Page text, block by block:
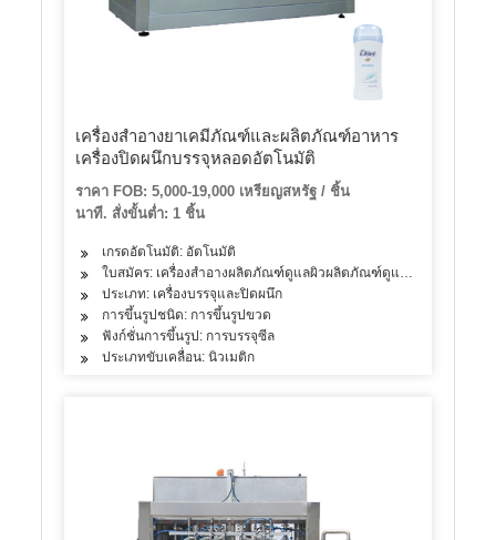
เครื่องสำอางยาเคมีภัณฑ์และผลิตภัณฑ์อาหาร
เครื่องปิดผนึกบรรจุหลอดอัตโนมัติ
ราคา FOB: 5,000-19,000 เหรียญสหรัฐ / ชิ้น
นาที. สั่งขั้นต่ำ: 1 ชิ้น
เกรดอัตโนมัติ: อัตโนมัติ
ใบสมัคร: เครื่องสำอางผลิตภัณฑ์ดูแลผิวผลิตภัณฑ์ดูแลเส้นผม
ประเภท: เครื่องบรรจุและปิดผนึก
การขึ้นรูปชนิด: การขึ้นรูปขวด
ฟังก์ชั่นการขึ้นรูป: การบรรจุซีล
ประเภทขับเคลื่อน: นิวเมติก